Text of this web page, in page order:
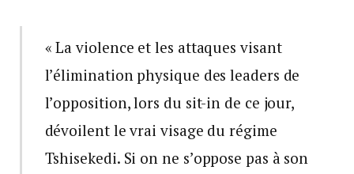
« La violence et les attaques visant
l’élimination physique des leaders de
l’opposition, lors du sit-in de ce jour,
dévoilent le vrai visage du régime
Tshisekedi. Si on ne s’oppose pas à son